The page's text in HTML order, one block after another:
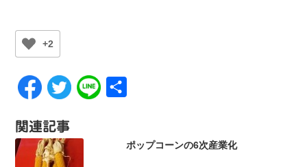
+2
関連記事
ポップコーンの6次産業化